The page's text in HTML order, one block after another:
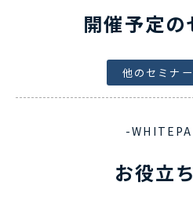
開催予定の
他のセミナ
-
お役立